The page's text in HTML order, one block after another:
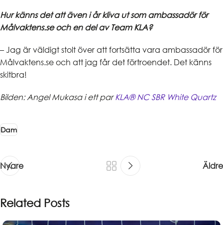
Hur känns det att även i år kliva ut som ambassadör för
Målvaktens.se och en del av Team KLA?
– Jag är väldigt stolt över att fortsätta vara ambassadör för
Målvaktens.se och att jag får det förtroendet. Det känns
skitbra!
Bilden: Angel Mukasa i ett parKLA® NC SBR White Quartz
Dam
Nyare Äldre
Related Posts